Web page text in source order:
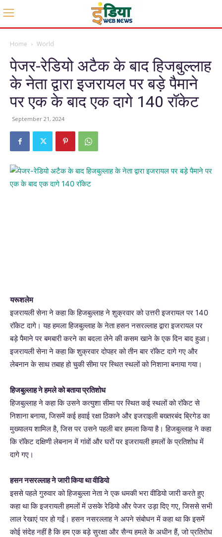
Home World
पेजर-रेडियो अटैक के बाद हिजबुल्लाह
के नेता द्वारा इजरायल पर बड़े पैमाने
पर एक के बाद एक दागे 140 रॉकेट
September 21, 2024
यरूशलेम
इजरायली सेना ने कहा कि हिजबुल्लाह ने शुक्रवार को उत्तरी इजरायल पर 140
रॉकेट दागे। यह हमला हिजबुल्लाह के नेता हसन नसरल्लाह द्वारा इजरायल पर
बड़े पैमाने पर बमबारी करने का बदला लेने की कसम खाने के एक दिन बाद हुआ।
इजरायली सेना ने कहा कि शुक्रवार दोपहर को तीन बार रॉकेट दागे गए और
लेबनान के साथ तबाह हो चुकी सीमा पर स्थित स्थलों को निशाना बनाया गया।
हिजबुल्लाह ने हमले को बताया प्रतिशोध
हिजबुल्लाह ने कहा कि उसने कत्युशा सीमा पर स्थित कई स्थलों को रॉकेट से
निशाना बनाया, जिसमें कई हवाई रक्षा ठिकाने और इजराइली बख्तरबंद ब्रिगेड का
मुख्यालय शामिल है, जिस पर उसने पहली बार हमला किया है। हिजबुल्लाह ने कहा
कि रॉकेट दक्षिणी लेबनान में गांवों और घरों पर इजरायली हमलों के प्रतिशोध में
दागे गए।
हसन नसरल्लाह ने जारी किया था वीडियो
इससे पहले गुरुवार को हिजबुल्ला नेता ने एक धमकी भरा वीडियो जारी करते हुए
कहा था कि इजरायली हमलों में उसके रेडियो और पेजर उड़ा दिए गए, जिससे सभी
लाल रेखाएं पार हो गईं। हसन नसरल्लाह ने अपने संबोधन में कहा था कि इसमें
कोई संदेह नहीं है कि हम एक बड़े सुरक्षा और सैन्य हमले के अधीन हैं, जो प्रतिरोध